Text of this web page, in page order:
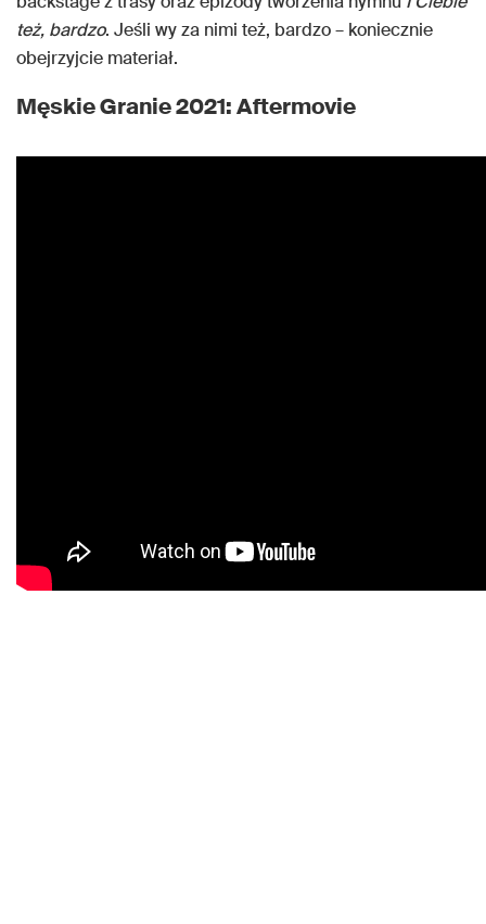
też, bardzo. Jeśli wy za nimi też, bardzo – koniecznie
obejrzyjcie materiał.
Męskie Granie 2021: Aftermovie